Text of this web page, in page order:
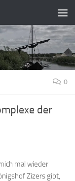
0
der
mal wieder
Zizers gibt,